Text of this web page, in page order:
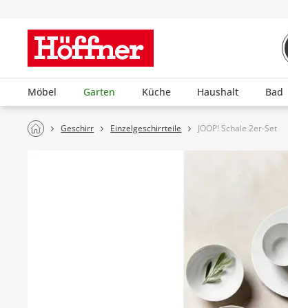
Möbel Garten Küche Haushalt Bad
Geschirr Einzelgeschirrteile JOOP! Schale 2er-Set